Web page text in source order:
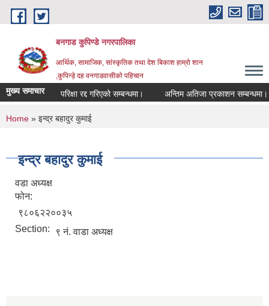
Skip to main content
बनगाड कुपिण्डे नगरपालिका
आर्थिक, सामाजिक, सांस्कृतिक तथा देश बिकाश हाम्रो शान
,कुपिन्ड़े दह वनगाडवासीको पहिचान
मुख्य समाचार परिक्षा रद्द गरिएको सम्बन्धमा। अन्तिम अतिजा प्रकाशन सम्बन्धमा।
You are here
Home » इन्द्र बहादुर कुमाई
इन्द्र बहादुर कुमाई
वडा अध्यक्ष
फोन:
९८०६२२००३५
Section:
९ नं. वाडा अध्यक्ष